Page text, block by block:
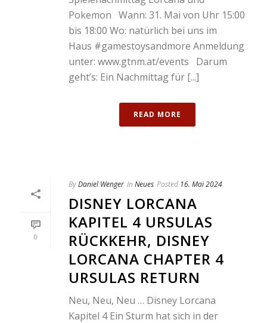
Pokemon Wann: 31. Mai von Uhr 15:00
bis 18:00 Wo: natürlich bei uns im
Haus #gamestoysandmore Anmeldung
unter: www.gtnm.at/events Darum
geht’s: Ein Nachmittag für [...]
READ MORE
0
ByDaniel Wenger In Neues Posted 16. Mai 2024
DISNEY LORCANA
KAPITEL 4 URSULAS
RÜCKKEHR, DISNEY
LORCANA CHAPTER 4
URSULAS RETURN
Neu, Neu, Neu … Disney Lorcana
Kapitel 4 Ein Sturm hat sich in der